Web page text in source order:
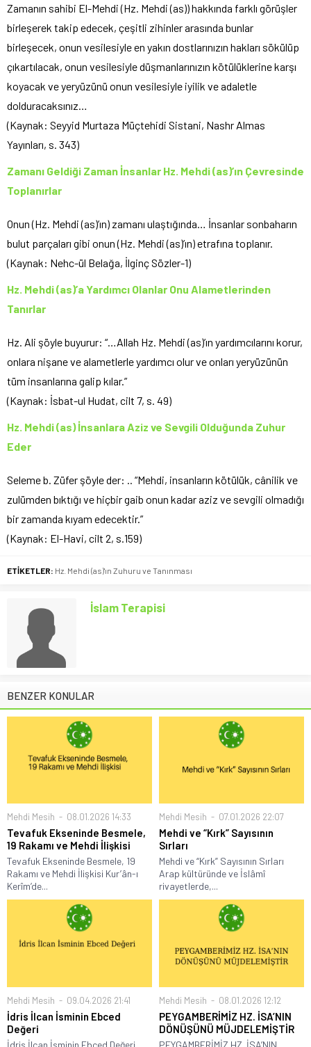
Zamanın sahibi El-Mehdi (Hz. Mehdi (as)) hakkında farklı görüşler
birleşerek takip edecek, çeşitli zihinler arasında bunlar
birleşecek, onun vesilesiyle en yakın dostlarınızın hakları sökülüp
çıkartılacak, onun vesilesiyle düşmanlarınızın kötülüklerine karşı
koyacak ve yeryüzünü onun vesilesiyle iyilik ve adaletle
dolduracaksınız…
(Kaynak: Seyyid Murtaza Müçtehidi Sistani, Nashr Almas
Yayınları, s. 343)
Zamanı Geldiği Zaman İnsanlar Hz. Mehdi (as)’ın Çevresinde
Toplanırlar
Onun (Hz. Mehdi (as)’ın) zamanı ulaştığında… İnsanlar sonbaharın
bulut parçaları gibi onun (Hz. Mehdi (as)’ın) etrafına toplanır.
(Kaynak: Nehc-ül Belağa, İlginç Sözler-1)
Hz. Mehdi (as)’a Yardımcı Olanlar Onu Alametlerinden
Tanırlar
Hz. Ali şöyle buyurur: “…Allah Hz. Mehdi (as)’ın yardımcılarını korur,
onlara nişane ve alametlerle yardımcı olur ve onları yeryüzünün
tüm insanlarına galip kılar.”
(Kaynak: İsbat-ul Hudat, cilt 7, s. 49)
Hz. Mehdi (as) İnsanlara Aziz ve Sevgili Olduğunda Zuhur
Eder
Seleme b. Züfer şöyle der: .. “Mehdi, insanların kötülük, cânilik ve
zulümden bıktığı ve hiçbir gaib onun kadar aziz ve sevgili olmadığı
bir zamanda kıyam edecektir.”
(Kaynak: El-Havi, cilt 2, s.159)
ETİKETLER: Hz. Mehdi (as)'ın Zuhuru ve Tanınması
İslam Terapisi
BENZER KONULAR
Mehdi Mesih 08.01.2026 14:33
Tevafuk Ekseninde Besmele,
19 Rakamı ve Mehdi İlişkisi
Tevafuk Ekseninde Besmele, 19
Rakamı ve Mehdi İlişkisi Kur’ân-ı
Kerîm’de...
Mehdi Mesih 07.01.2026 22:07
Mehdi ve “Kırk” Sayısının
Sırları
Mehdi ve “Kırk” Sayısının Sırları
Arap kültüründe ve İslâmî
rivayetlerde,...
Mehdi Mesih 09.04.2026 21:41
İdris İlcan İsminin Ebced
Değeri
İdris İlcan İsminin Ebced Değeri
Mehdi Mesih 08.01.2026 12:12
PEYGAMBERİMİZ HZ. İSA’NIN
DÖNÜŞÜNÜ MÜJDELEMİŞTİR
PEYGAMBERİMİZ HZ. İSA’NIN